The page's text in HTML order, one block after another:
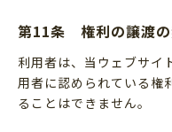
第11条 権利の譲渡
利用者は、当ウェブサイ
用者に認められている権
ることはできません。